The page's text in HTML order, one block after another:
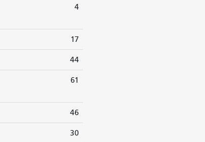
4
17
44
61
46
30